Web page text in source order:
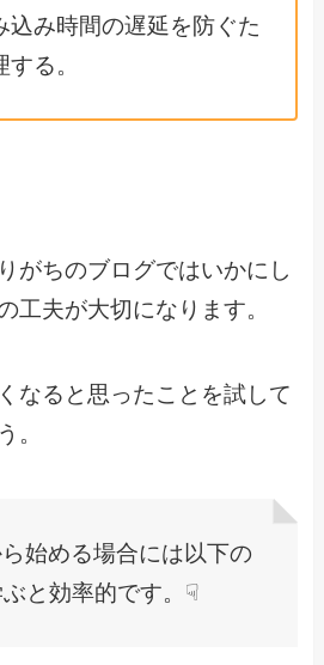
込み時間の遅延を防ぐた
る。
がちのブログではいかにし
工夫が大切になります。
なると思ったことを試して
。
始める場合には以下の
と効率的です。☟